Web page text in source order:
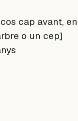
cap avant, en
o un cep]